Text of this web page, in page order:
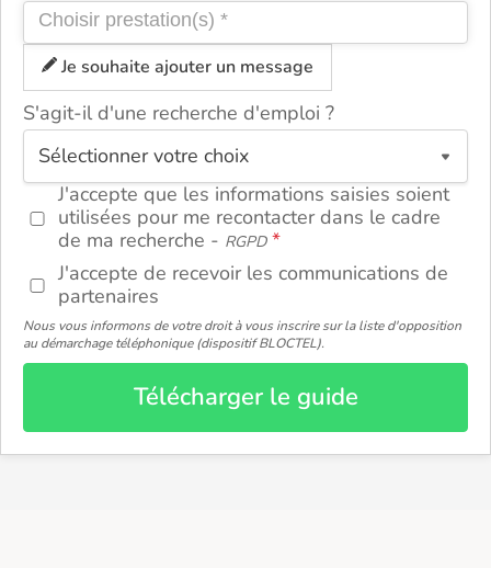
Je souhaite ajouter un message
S'agit-il d'une recherche d'emploi ?
J'accepte que les informations saisies soient
utilisées pour me recontacter dans le cadre
de ma recherche - RGPD
J'accepte de recevoir les communications de
partenaires
Nous vous informons de votre droit à vous inscrire sur la liste d'opposition
au démarchage téléphonique (dispositif BLOCTEL).
Télécharger le guide
ou